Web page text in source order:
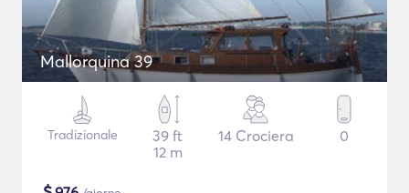
Mallorquina 39
Tradizionale
39 ft
12 m
14 Crociera 0